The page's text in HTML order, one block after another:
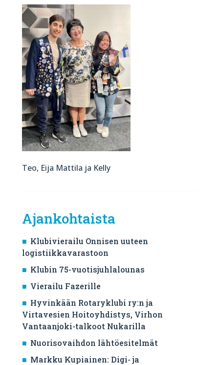
Teo, Eija Mattila ja Kelly
Ajankohtaista
Klubivierailu Onnisen uuteen
logistiikkavarastoon
Klubin 75-vuotisjuhlalounas
Vierailu Fazerille
Hyvinkään Rotaryklubi ry:n ja
Virtavesien Hoitoyhdistys, Virhon
Vantaanjoki-talkoot Nukarilla
Nuorisovaihdon lähtöesitelmät
Markku Kupiainen: Digi- ja